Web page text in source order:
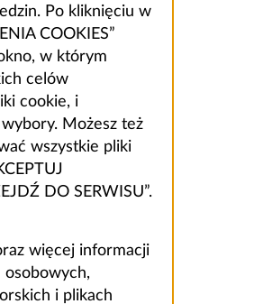
Po kliknięciu w
COOKIES”
w którym
celów
cookie, i
Możesz też
wszystkie pliki
DO SERWISU”.
więcej informacji
i plikach